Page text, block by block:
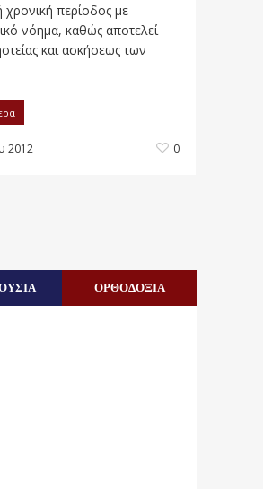
χρονική περίοδος με
νόημα, καθώς αποτελεί
και ασκήσεως των
2012 0
ΟΡΘΟΔΟΞΙΑ